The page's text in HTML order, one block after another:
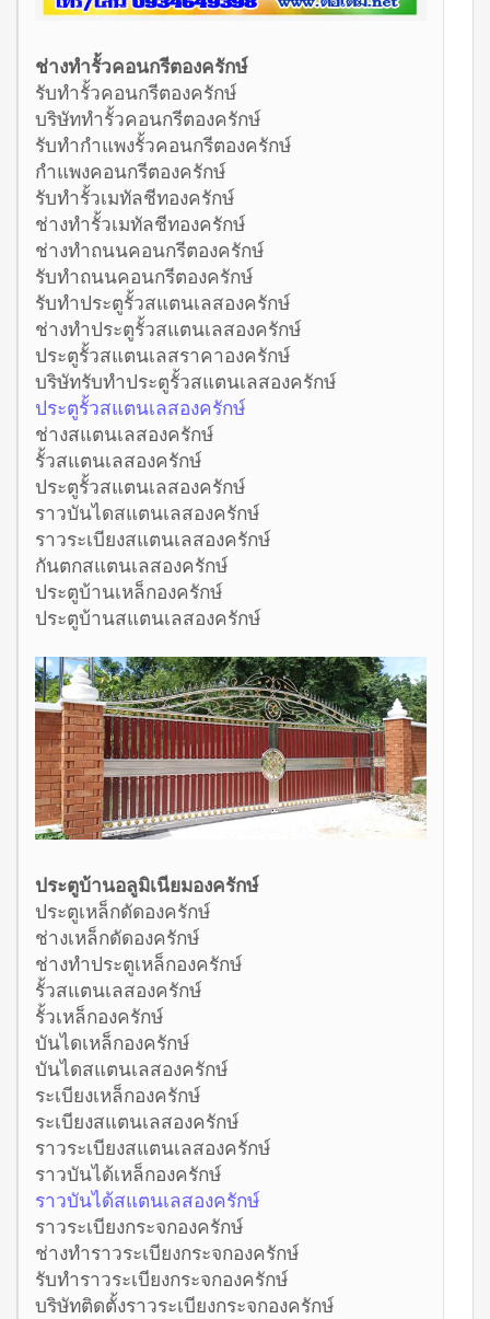
ช่างทำรั้วคอนกรีตองครักษ์
รับทำรั้วคอนกรีตองครักษ์
บริษัททำรั้วคอนกรีตองครักษ์
รับทำกำแพงรั้วคอนกรีตองครักษ์
กำแพงคอนกรีตองครักษ์
รับทำรั้วเมทัลชีทองครักษ์
ช่างทำรั้วเมทัลชีทองครักษ์
ช่างทำถนนคอนกรีตองครักษ์
รับทำถนนคอนกรีตองครักษ์
รับทำประตูรั้วสแตนเลสองครักษ์
ช่างทำประตูรั้วสแตนเลสองครักษ์
ประตูรั้วสแตนเลสราคาองครักษ์
บริษัทรับทำประตูรั้วสแตนเลสองครักษ์
ประตูรั้วสแตนเลสองครักษ์
ช่างสแตนเลสองครักษ์
รั้วสแตนเลสองครักษ์
ประตูรั้วสแตนเลสองครักษ์
ราวบันไดสแตนเลสองครักษ์
ราวระเบียงสแตนเลสองครักษ์
กันตกสแตนเลสองครักษ์
ประตูบ้านเหล็กองครักษ์
ประตูบ้านสแตนเลสองครักษ์
ประตูบ้านอลูมิเนียมองครักษ์
ประตูเหล็กดัดองครักษ์
ช่างเหล็กดัดองครักษ์
ช่างทำประตูเหล็กองครักษ์
รั้วสแตนเลสองครักษ์
รั้วเหล็กองครักษ์
บันไดเหล็กองครักษ์
บันไดสแตนเลสองครักษ์
ระเบียงเหล็กองครักษ์
ระเบียงสแตนเลสองครักษ์
ราวระเบียงสแตนเลสองครักษ์
ราวบันได้เหล็กองครักษ์
ราวบันได้สแตนเลสองครักษ์
ราวระเบียงกระจกองครักษ์
ช่างทำราวระเบียงกระจกองครักษ์
รับทำราวระเบียงกระจกองครักษ์
บริษัทติดตั้งราวระเบียงกระจกองครักษ์